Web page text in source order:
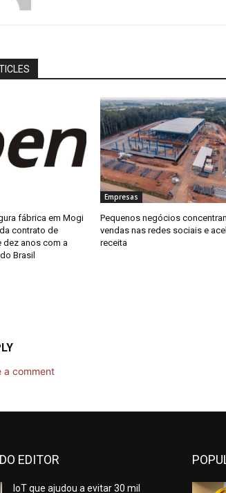
fábrica em Mogi
contrato de
dez anos com a
Brasil
Empresas
Pequenos negócios
vendas nas redes sociais e
receita
a comment
EDITOR
IoT que ajudou a evitar 30 mil